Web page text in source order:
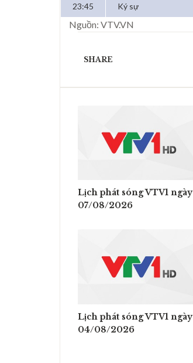
23:45 Ký sự
Nguồn: VTV.VN
SHARE
Lịch phát sóng VTV1 ngày
07/08/2026
Lịch phát sóng VTV1 ngày
04/08/2026